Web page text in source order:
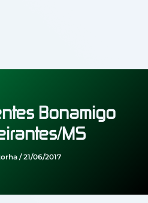
Bonamigo
MS
/21/06/2017